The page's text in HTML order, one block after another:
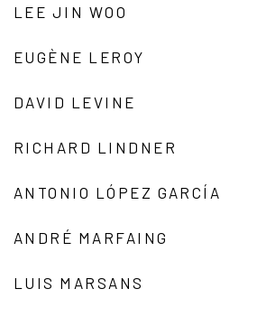
LEE JIN WOO
EUGÈNE LEROY
DAVID LEVINE
RICHARD LINDNER
ANTONIO LÓPEZ GARCÍA
ANDRÉ MARFAING
LUIS MARSANS